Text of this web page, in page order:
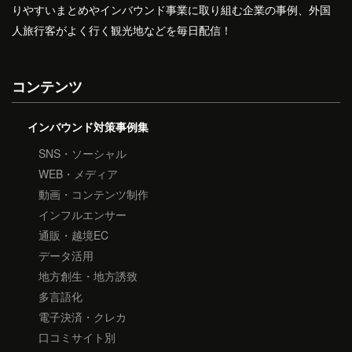
りやすいまとめやインバウンド事業に取り組む企業の事例、外国
人旅行客がよく行く観光地などを毎日配信！
コンテンツ
インバウンド対策事例集
SNS・ソーシャル
WEB・メディア
動画・コンテンツ制作
インフルエンサー
通販・越境EC
データ活用
地方創生・地方誘致
多言語化
電子決済・クレカ
口コミサイト別